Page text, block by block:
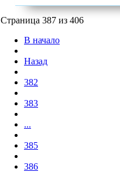
Страница 387 из 406
В начало
Назад
382
383
...
385
386